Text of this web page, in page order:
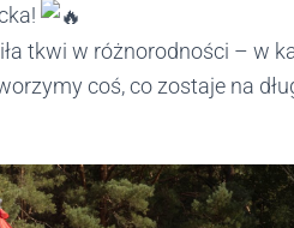
tkwi w różnorodności – w
coś, co zostaje na